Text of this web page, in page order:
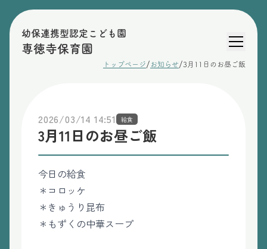
幼保連携型認定こども園
専徳寺保育園
トップページ/ お知らせ/3月11日のお昼ご飯
2026/03/14 14:51 給食
3月11日のお昼ご飯
今日の給食
＊コロッケ
＊きゅうり昆布
＊もずくの中華スープ